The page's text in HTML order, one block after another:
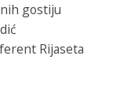
gostiju
Rijaseta